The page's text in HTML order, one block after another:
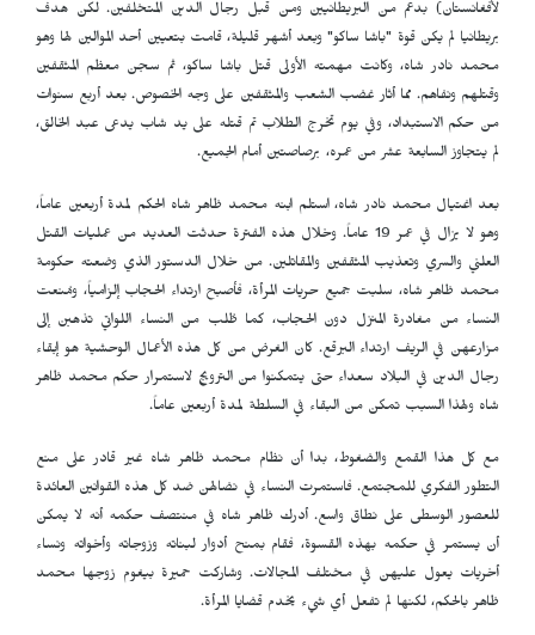
لأفغانستان) بدعم من البريطانيين ومن قبل رجال الدين المتخلفين. لكن هدف
بريطانيا لم يكن قوة "باشا ساكو" وبعد أشهر قليلة، قامت بتعيين أحد الموالين لها وهو
محمد نادر شاه، وكانت مهمته الأولى قتل باشا ساكو، ثم سجن معظم المثقفين
وقتلهم ونفاهم. مما أثار غضب الشعب والمثقفين على وجه الخصوص. بعد أربع سنوات
من حكم الاستبداد، وفي يوم تخرج الطلاب تم قتله على يد شاب يدعى عبد الخالق،
لم يتجاوز السابعة عشر من عمره، برصاصتين أمام الجميع.
بعد اغتيال محمد نادر شاه، استلم ابنه محمد ظاهر شاه الحكم لمدة أربعين عاماً،
وهو لا يزال في عمر 19 عاماً. وخلال هذه الفترة حدثت العديد من عمليات القتل
العلني والسري وتعذيب المثقفين والمقاتلين. من خلال الدستور الذي وضعته حكومة
محمد ظاهر شاه، سلبت جميع حريات المرأة، فأصبح ارتداء الحجاب إلزامياً، ومُنعت
النساء من مغادرة المنزل دون الحجاب، كما طُلب من النساء اللواتي تذهبن إلى
مزارعهن في الريف ارتداء البرقع. كان الغرض من كل هذه الأعمال الوحشية هو إبقاء
رجال الدين في البلاد سعداء حتى يتمكنوا من الترويج لاستمرار حكم محمد ظاهر
شاه ولهذا السبب تمكن من البقاء في السلطة لمدة أربعين عاماً.
مع كل هذا القمع والضغوط، بدا أن نظام محمد ظاهر شاه غير قادر على منع
التطور الفكري للمجتمع. فاستمرت النساء في نضالهن ضد كل هذه القوانين العائدة
للعصور الوسطى على نطاق واسع. أدرك ظاهر شاه في منتصف حكمه أنه لا يمكن
أن يستمر في حكمه بهذه القسوة، فقام بمنح أدوار لبناته وزوجاته وأخواته ونساء
أخريات يعول عليهن في مختلف المجالات. وشاركت حميرة بيغوم زوجها محمد
ظاهر بالحكم، لكنها لم تفعل أي شيء يخدم قضايا المرأة.